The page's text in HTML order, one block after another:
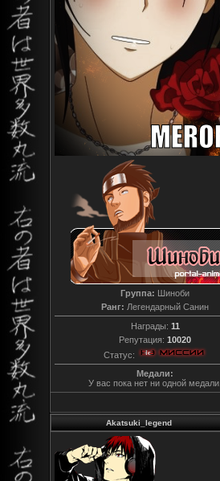
Группа: Шиноби
Ранг: Легендарный Санин
Награды: 11
Репутация: 10020
Статус:
Медали:
У вас пока нет ни одной медали.
Akatsuki_legend